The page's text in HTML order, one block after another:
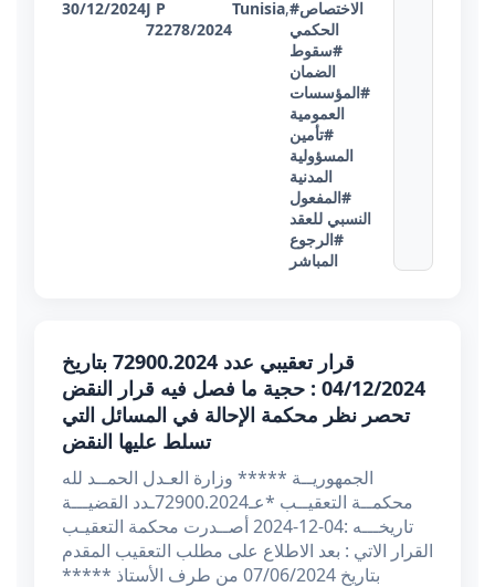
30/12/2024J P
72278/2024
Tunisia,#الاختصاص
الحكمي
#سقوط
الضمان
#المؤسسات
العمومية
#تأمين
المسؤولية
المدنية
#المفعول
النسبي للعقد
#الرجوع
المباشر
قرار تعقيبي عدد 72900.2024 بتاريخ
04/12/2024 : حجية ما فصل فيه قرار النقض
تحصر نظر محكمة الإحالة في المسائل التي
تسلط عليها النقض
الجمهوريــة ***** وزارة العـدل الحمــد لله
محكمــة التعقيــب *عـ72900.2024ـدد القضيـــة
تاريخـــه :04-12-2024 أصــدرت محكمة التعقيـب
القرار الاتي : بعد الاطلاع على مطلب التعقيب المقدم
بتاريخ 07/06/2024 من طرف الأستاذ *****